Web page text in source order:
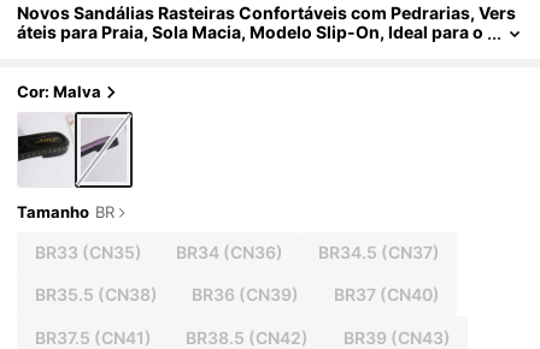
Novos Sandálias Rasteiras Confortáveis com Pedrarias, Vers
áteis para Praia, Sola Macia, Modelo Slip-On, Ideal para o
Cor: Malva
Tamanho BR
BR33 (CN35) BR34 (CN36) BR34.5 (CN37)
BR35.5 (CN38) BR36 (CN39) BR37(CN40)
BR37.5 (CN41) BR38.5 (CN42) BR39 (CN43)